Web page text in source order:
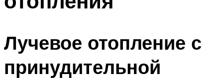
Лучевое отопление с
принудительной